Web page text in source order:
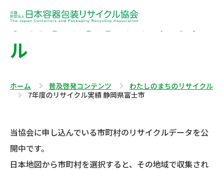
わたしのまちのリサイク
ル
ホーム 普及啓発コンテンツ
わたしのまちのリサイクル
7年度のリサイクル実績 静岡県富士市
当協会に申し込んでいる市町村のリサイクルデータを公
開中です。
日本地図から市町村を選択すると、その地域で収集され